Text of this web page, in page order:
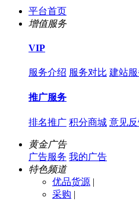
平台首页
增值服务
VIP
服务介绍 服务对比 建站
推广服务
排名推广 积分商城 意见
黄金广告
广告服务 我的广告
特色频道
优品货源 |
采购 |